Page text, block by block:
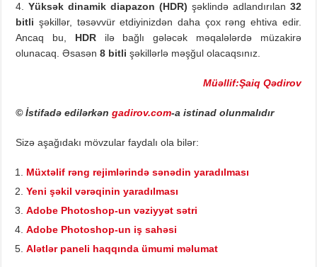
4.Yüksək dinamik diapazon (HDR) şəklində adlandırılan 32
bitli şəkillər, təsəvvür etdiyinizdən daha çox rəng ehtiva edir.
Ancaq bu, HDRilə bağlı gələcək məqalələrdə müzakirə
olunacaq. Əsasən8 bitli şəkillərlə məşğul olacaqsınız.
Müəllif:Şaiq Qədirov
© İstifadə edilərkəngadirov.com-a istinad olunmalıdır
Sizə aşağıdakı mövzular faydalı ola bilər:
Müxtəlif rəng rejimlərində sənədin yaradılması
Yeni şəkil vərəqinin yaradılması
Adobe Photoshop-un vəziyyət sətri
Adobe Photoshop-un iş sahəsi
Alətlər paneli haqqında ümumi məlumat